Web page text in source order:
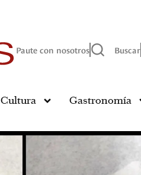
Paute con nosotros Buscar
Cultura Gastronomía